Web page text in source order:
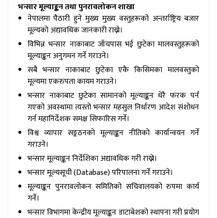
भन्सार मूल्याङ्कन तथा पुनरावलोकन शाखा
नेपालमा पैठारी हुने मुख्य मुख्य वस्तुहरूको अन्तर्राष्ट्रिय बजार
मूल्यको अद्यावधिक जानकारी राख्ने।
विभिन्न भन्सार नाकाबाट जाँचपास भई छुटेका मालवस्तुहरूको
मूल्याङ्कन अनुगमन गर्ने गराउने।
सबै भन्सार नाकाबाट छुटेका एकै किसिमका मालवस्तुको
मूल्यमा एकरुपता कायम गराउने।
भन्सार नाकाबाट छुटेका सामानको मूल्याङ्कन धेरै फरक पर्न
गएको अवस्थामा त्यस्तो भन्सार महसुल निर्धारण आदेश संशोधन
गर्न महानिर्देशक समक्ष सिफारिस गर्ने।
विश्व व्यापार सङ्गठनको मूल्याङ्कन नीतिको कार्यान्वयन गर्ने
गराउने।
भन्सार मूल्याङ्कन निर्देशिका अद्यावधिक गरी राख्ने।
भन्सार मूल्यसूची (Database) परिपालना गर्ने गराउने।
मूल्याङ्कन पुनरावलोकन समितिको सचिवालयको रुपमा कार्य
गर्ने।
भन्सार विभागमा केन्द्रीय मूल्याङ्कन डाटाबेशको स्थापना गरी प्रयोग